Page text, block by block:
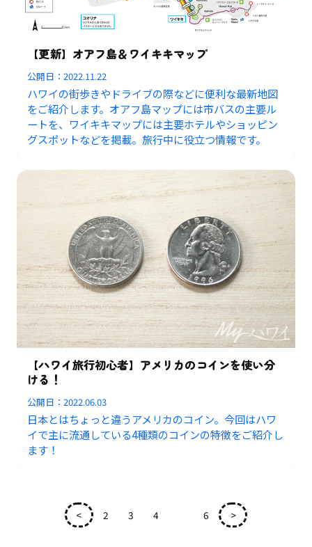
【更新】オアフ島＆ワイキキマップ
公開日：2022.11.22
ハワイの街歩きやドライブの際などに便利な最新地図
をご紹介します。オアフ島マップには市バスの主要ル
ートを、ワイキキマップには主要ホテルやショッピン
グスポットなどを掲載。旅行中に役立つ情報です。
【ハワイ旅行初心者】アメリカのコインを使い分
ける！
公開日：2022.06.03
日本とはちょっと違うアメリカのコイン。今回はハワ
イで主に流通している4種類のコインの特徴をご紹介し
ます！
< 2 3 4 6 >